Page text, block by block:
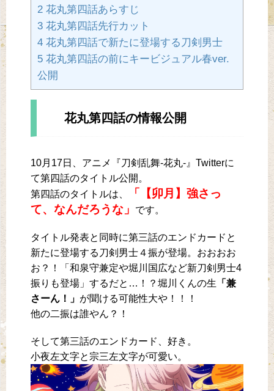
2 花丸第四話あらすじ
3 花丸第四話先行カット
4 花丸第四話で新たに登場する刀剣男士
5 花丸第四話の前にキービジュアル春ver.
公開
花丸第四話の情報公開
10月17日、アニメ『刀剣乱舞-花丸-』Twitterに
て第四話のタイトル公開。
第四話のタイトルは、
「【卯月】強さっ
て、なんだろうな」
です。
タイトル発表と同時に第三話のエンドカードと
新たに登場する刀剣男士４振が登場。おおおお
お？！「和泉守兼定や堀川国広など新刀剣男士4
振りも登場」するだと…！？堀川くんの生 「兼
さーん！」 が聞ける可能性大や！！！
他の二振は誰やん？！
そして第三話のエンドカード、好き。
小夜左文字と宗三左文字が可愛い。